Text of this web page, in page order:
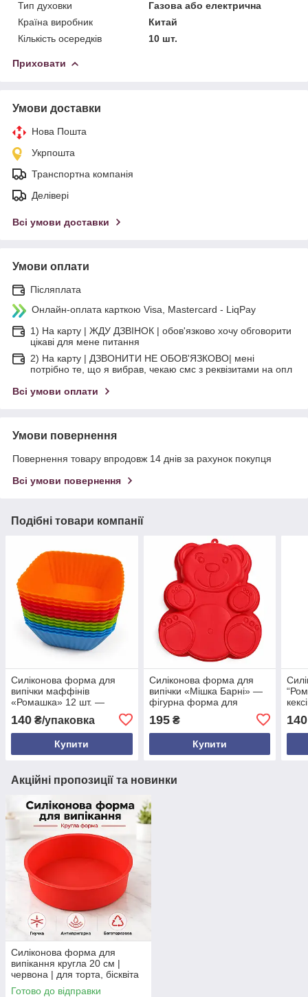
Тип духовки
Газова або електрична
Країна виробник
Китай
Кількість осередків
10 шт.
Приховати
Умови доставки
Нова Пошта
Укрпошта
Транспортна компанія
Делівері
Всі умови доставки
Умови оплати
Післяплата
Онлайн-оплата карткою Visa, Mastercard - LiqPay
1) На карту | ЖДУ ДЗВІНОК | обов'язково хочу обговорити
цікаві для мене питання
2) На карту | ДЗВОНИТИ НЕ ОБОВ'ЯЗКОВО| мені
потрібно те, що я вибрав, чекаю смс з реквізитами на опл
Всі умови оплати
Умови повернення
Повернення товару впродовж 14 днів за рахунок покупця
Всі умови повернення
Подібні товари компанії
Силіконова форма для
випічки маффінів
«Ромашка» 12 шт. —
форма для кексів,
багаторазова форма для
140 ₴/упаковка
Купити
Силіконова форма для
випічки «Мішка Барні» —
фігурна форма для
195₴
Купити
140
Акційні пропозиції та новинки
Силіконова форма для
випікання кругла 20 см |
червона | для торта, бісквіта
та пирога
Готово до відправки